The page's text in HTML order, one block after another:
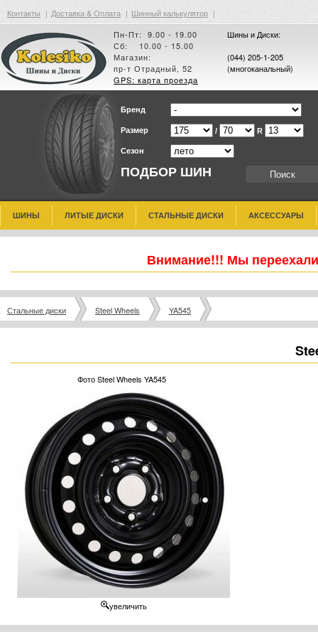
Контакты | Доставка & Оплата | Шинный калькулятор |
Пн-Пт: 9.00 - 19.00
Сб: 10.00 - 15.00
Магазин:
пр-т Отрадный, 52
GPS: карта проезда
Шины и Диски:
(044) 205-1-205
(многоканальный)
ПОДБОР ШИН
Бренд
Размер / R
Сезон
ШИНЫ ЛИТЫЕ ДИСКИ СТАЛЬНЫЕ ДИСКИ АКСЕССУАРЫ
Внимание!!! Мы
Стальные диски Steel Wheels YA545
Фото Steel Wheels YA545
увеличить